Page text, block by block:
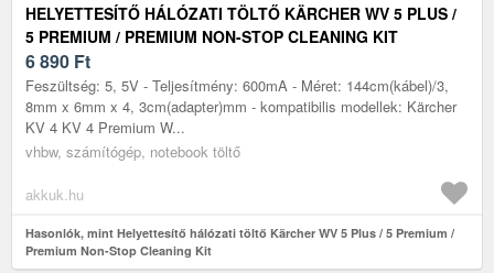
HELYETTESÍTŐ HÁLÓZATI TÖLTŐ KÄRCHER WV 5 PLUS /
5 PREMIUM / PREMIUM NON-STOP CLEANING KIT
6 890 Ft
Feszültség: 5, 5V - Teljesítmény: 600mA - Méret: 144cm(kábel)/3,
8mm x 6mm x 4, 3cm(adapter)mm - kompatibilis modellek: Kärcher
KV 4 KV 4 Premium W...
vhbw, számítógép, notebook töltő
akkuk.hu
Hasonlók, mint Helyettesítő hálózati töltő Kärcher WV 5 Plus / 5 Premium /
Premium Non-Stop Cleaning Kit